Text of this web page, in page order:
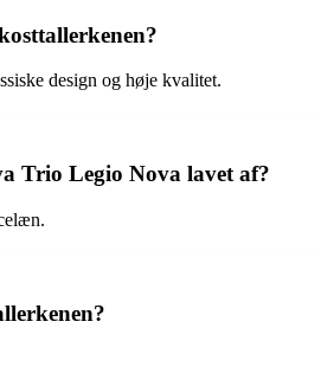
design og høje kvalitet.
Trio Legio Nova lavet af?